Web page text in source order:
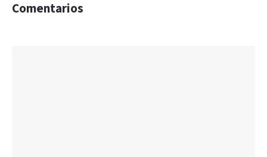
Comentarios